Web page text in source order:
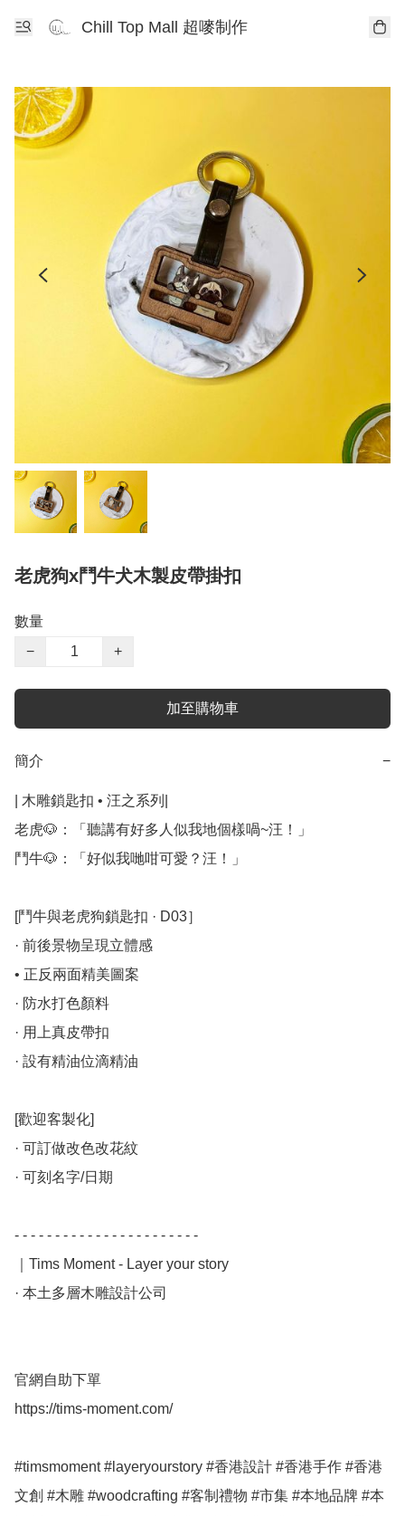
Chill Top Mall 超嘜制作
老虎狗x鬥牛犬木製皮帶掛扣
數量
−
+
加至購物車
簡介 −
| 木雕鎖匙扣 • 汪之系列|
老虎🐶：「聽講有好多人似我地個樣喎~汪！」
鬥牛🐶：「好似我哋咁可愛？汪！」
[鬥牛與老虎狗鎖匙扣 · D03］
· 前後景物呈現立體感
• 正反兩面精美圖案
· 防水打色顏料
· 用上真皮帶扣
· 設有精油位滴精油
[歡迎客製化]
· 可訂做改色改花紋
· 可刻名字/日期
- - - - - - - - - - - - - - - - - - - - - - -
｜Tims Moment - Layer your story
· 本土多層木雕設計公司
官網自助下單
https://tims-moment.com/
#timsmoment #layeryourstory #香港設計 #香港手作 #香港
文創 #木雕 #woodcrafting #客制禮物 #市集 #本地品牌 #本